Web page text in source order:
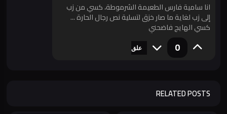
انا سامية فارس الطعيمة الشرموطة، كسي من زب
إلى زب لغاية ما صار خزق لتسلية نص رجال الحارة ...
كسي الهايج فاضحني
0 علق
RELATED POSTS